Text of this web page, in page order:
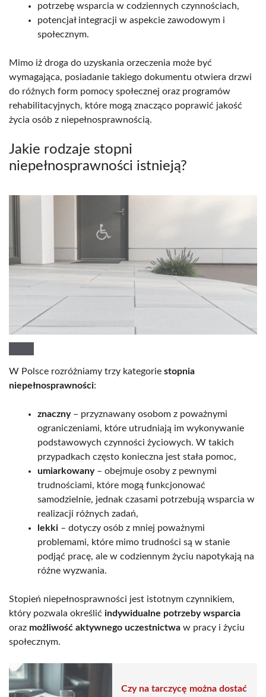
potrzebę wsparcia w codziennych czynnościach,
potencjał integracji w aspekcie zawodowym i
społecznym.
Mimo iż droga do uzyskania orzeczenia może być
wymagająca, posiadanie takiego dokumentu otwiera drzwi
do różnych form pomocy społecznej oraz programów
rehabilitacyjnych, które mogą znacząco poprawić jakość
życia osób z niepełnosprawnością.
Jakie rodzaje stopni
niepełnosprawności istnieją?
W Polsce rozróżniamy trzy kategorie stopnia
niepełnosprawności:
znaczny– przyznawany osobom z poważnymi
ograniczeniami, które utrudniają im wykonywanie
podstawowych czynności życiowych. W takich
przypadkach często konieczna jest stała pomoc,
umiarkowany– obejmuje osoby z pewnymi
trudnościami, które mogą funkcjonować
samodzielnie, jednak czasami potrzebują wsparcia w
realizacji różnych zadań,
lekki – dotyczy osób z mniej poważnymi
problemami, które mimo trudności są w stanie
podjąć pracę, ale w codziennym życiu napotykają na
różne wyzwania.
Stopień niepełnosprawności jest istotnym czynnikiem,
który pozwala określić indywidualne potrzeby wsparcia
oraz możliwość aktywnego uczestnictwa w pracy i życiu
społecznym.
Czy na tarczycę można dostać